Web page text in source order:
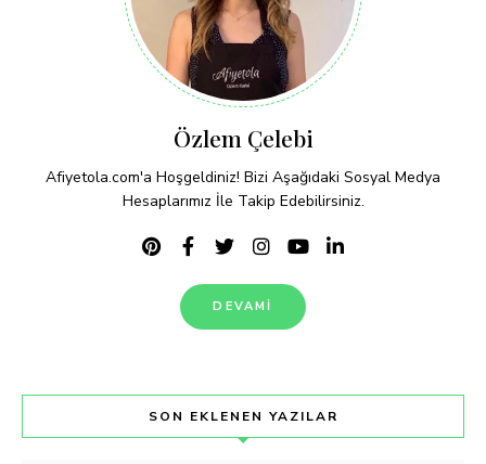
Özlem Çelebi
Afiyetola.com'a Hoşgeldiniz! Bizi Aşağıdaki Sosyal Medya
Hesaplarımız İle Takip Edebilirsiniz.
DEVAMI
SON EKLENEN YAZILAR